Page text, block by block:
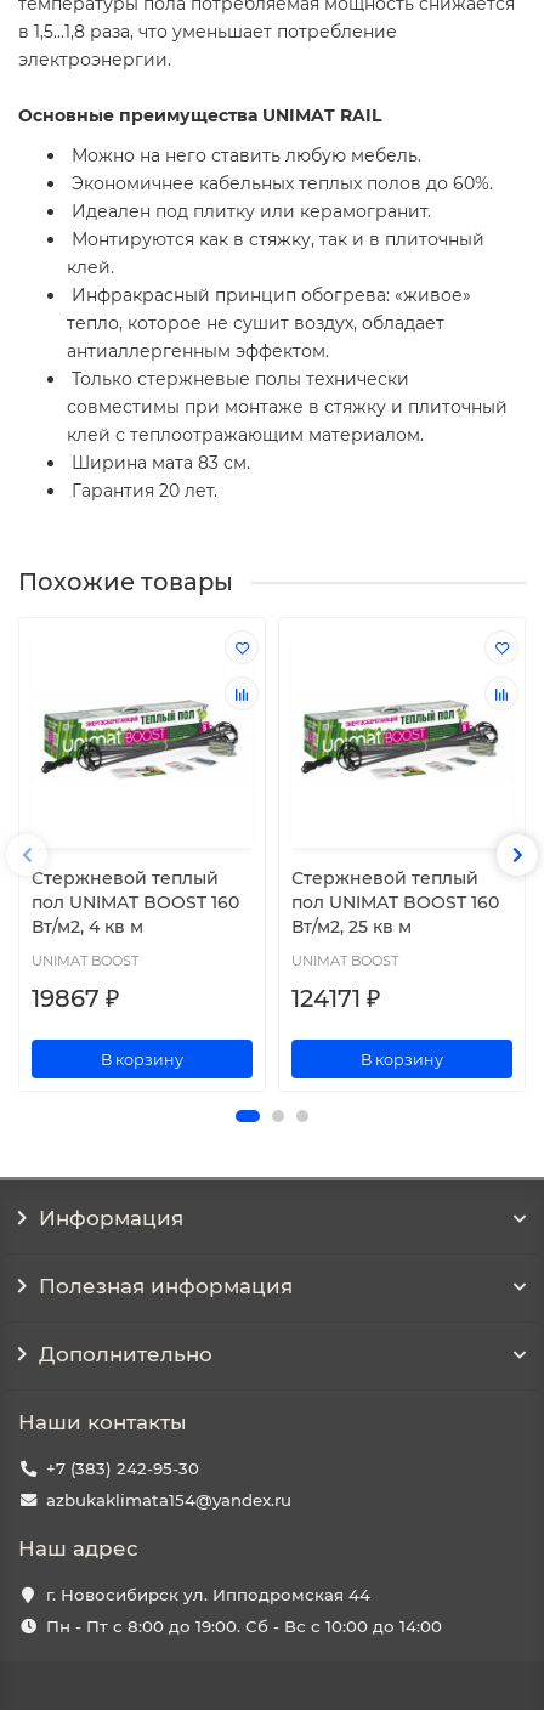
в 1,5...1,8 раза, что уменьшает потребление
электроэнергии.
Основные преимущества UNIMAT RAIL
Можно на него ставить любую мебель.
Экономичнее кабельных теплых полов до 60%.
Идеален под плитку или керамогранит.
Монтируются как в стяжку, так и в плиточный
клей.
Инфракрасный принцип обогрева: «живое»
тепло, которое не сушит воздух, обладает
антиаллергенным эффектом.
Только стержневые полы технически
совместимы при монтаже в стяжку и плиточный
клей с теплоотражающим материалом.
Ширина мата 83 см.
Гарантия 20 лет.
Похожие товары
Стержневой теплый
пол UNIMAT BOOST 160
Вт/м2, 4 кв м
UNIMAT BOOST
19867 ₽
В корзину
Стержневой теплый
пол UNIMAT BOOST 160
Вт/м2, 25 кв м
UNIMAT BOOST
124171 ₽
В корзину
Информация
Полезная информация
Дополнительно
Наши контакты
+7 (383) 242-95-30
azbukaklimata154@yandex.ru
Наш адрес
г. Новосибирск ул. Ипподромская 44
Пн - Пт с 8:00 до 19:00. Сб - Вс с 10:00 до 14:00